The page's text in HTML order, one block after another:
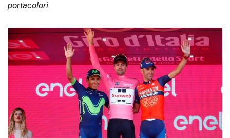
portacolori.